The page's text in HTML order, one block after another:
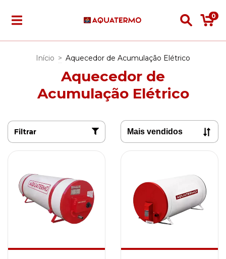
0
Início > Aquecedor de Acumulação Elétrico
Aquecedor de
Acumulação Elétrico
Filtrar